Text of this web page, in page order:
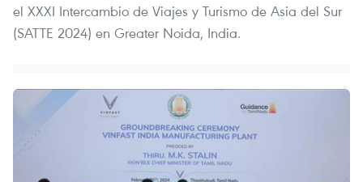
el XXXI Intercambio de Viajes y Turismo de Asia del Sur
(SATTE 2024) en Greater Noida, India.